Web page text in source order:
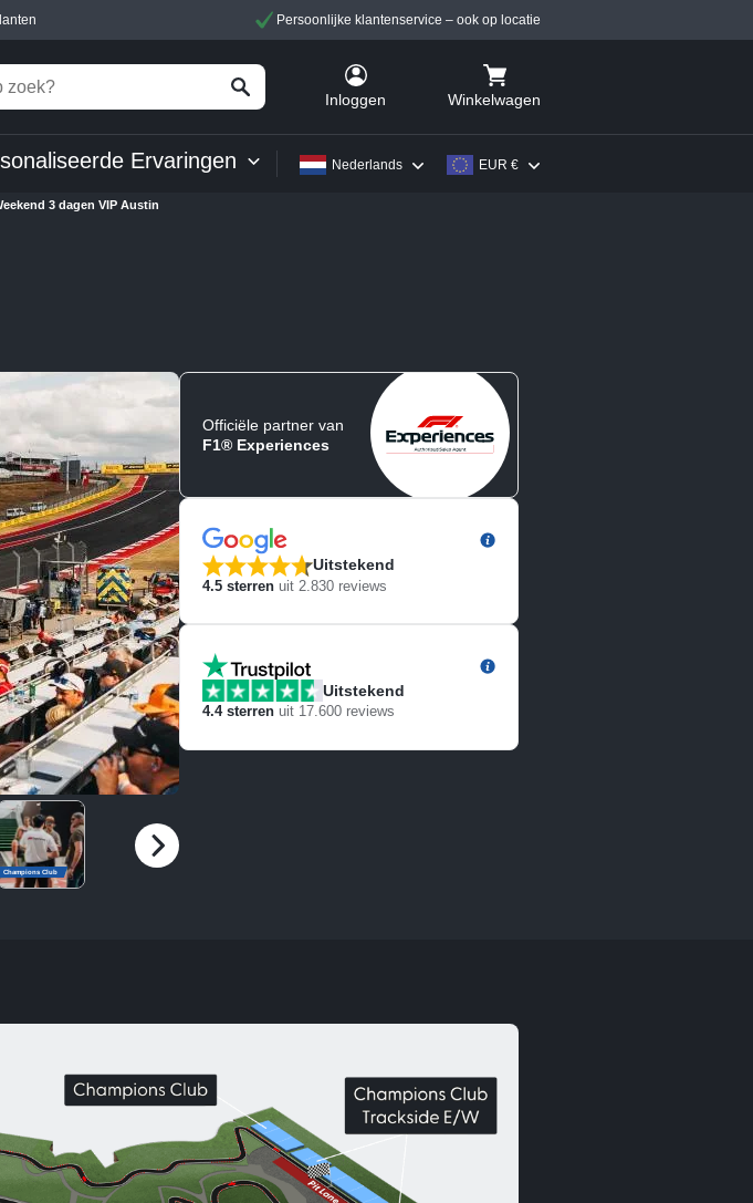
Persoonlijke klantenservice – ook op locatie
Inloggen Winkelwagen
Ervaringen EUR €
Nederlands
3 dagen VIP Austin
Champions Club
Officiële partner van
F1® Experiences
Uitstekend
4.5 sterren uit 2.830 reviews
Uitstekend
4.4sterren uit 17.600 reviews